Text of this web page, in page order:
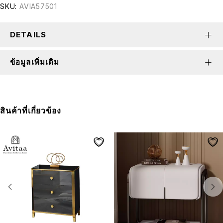
SKU: AVIA57501
DETAILS
ข้อมูลเพิ่มเติม
สินค้าที่เกี่ยวข้อง